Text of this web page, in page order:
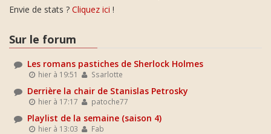
Envie de stats ? Cliquez ici !
Sur le forum
Les romans pastiches de Sherlock Holmes
hier à 19:51 Ssarlotte
Derrière la chair de Stanislas Petrosky
hier à 17:17 patoche77
Playlist de la semaine (saison 4)
hier à 13:03 Fab